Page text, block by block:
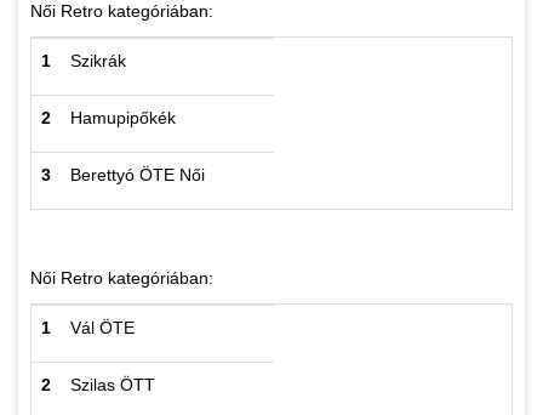
Női Retro kategóriában:
1 Szikrák
2 Hamupipőkék
3 Berettyó ÖTE Női
Női Retro kategóriában:
1 Vál ÖTE
2 Szilas ÖTT